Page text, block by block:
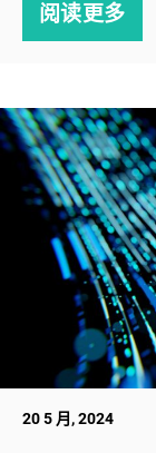
阅读更多
20 5 月, 2024